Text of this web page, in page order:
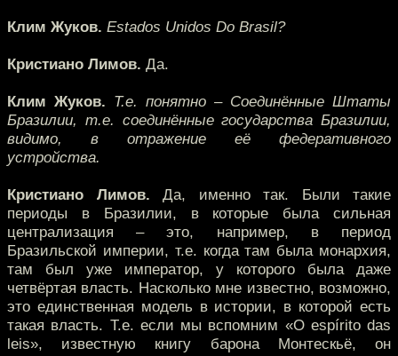
Клим Жуков. Estados Unidos Do Brasil?
Кристиано Лимов. Да.
Клим Жуков. Т.е. понятно – Соединённые Штаты
Бразилии, т.е. соединённые государства Бразилии,
видимо, в отражение её федеративного
устройства.
Кристиано Лимов. Да, именно так. Были такие
периоды в Бразилии, в которые была сильная
централизация – это, например, в период
Бразильской империи, т.е. когда там была монархия,
там был уже император, у которого была даже
четвёртая власть. Насколько мне известно, возможно,
это единственная модель в истории, в которой есть
такая власть. Т.е. если мы вспомним «O espírito das
leis», известную книгу барона Монтескьё, он